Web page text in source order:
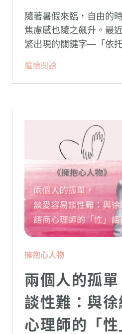
隨著暑假來臨，自由的
焦慮感也隨之飆升。最
繁出現的關鍵字—「依托
父母心中最深沉的恐懼。
繼續閱讀
擁抱心人物
兩個人的孤
談性難：與
心理師的「